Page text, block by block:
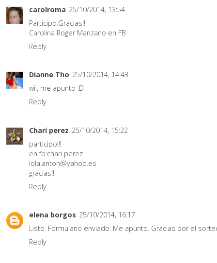
carolroma 25/10/2014, 13:54
Participo.Gracias!!
Carolina Roger Manzano en FB
Reply
Dianne Tho 25/10/2014, 14:43
wii, me apunto :D
Reply
Chari perez 25/10/2014, 15:22
participo!!!
en fb:chari perez
lola.anton@yahoo.es
gracias!!
Reply
elena borgos 25/10/2014, 16:17
Listo. Formulario enviado. Me apunto. Gracias por el
Reply